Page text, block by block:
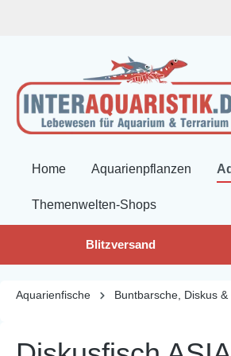
Home Aquarienpflanzen
Themenwelten-Shops
Blitzversand
Aquarienfische Buntbarsche, Diskus &